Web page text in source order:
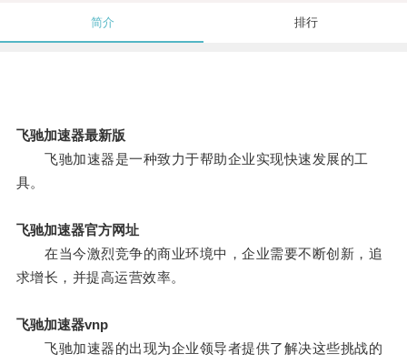
简介 排行
飞驰加速器最新版
飞驰加速器是一种致力于帮助企业实现快速发展的工
具。
飞驰加速器官方网址
在当今激烈竞争的商业环境中，企业需要不断创新，追
求增长，并提高运营效率。
飞驰加速器vnp
飞驰加速器的出现为企业领导者提供了解决这些挑战的